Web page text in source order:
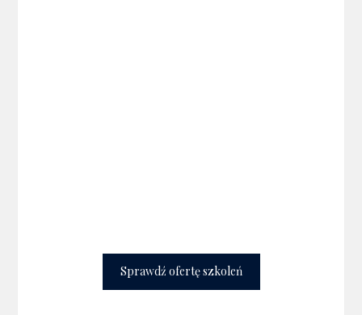
Sprawdź ofertę szkoleń